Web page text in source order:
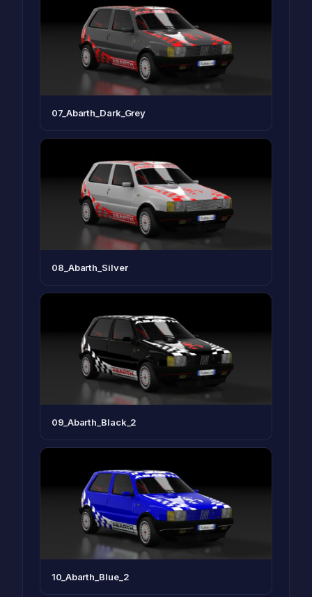
07_Abarth_Dark_Grey
08_Abarth_Silver
09_Abarth_Black_2
10_Abarth_Blue_2